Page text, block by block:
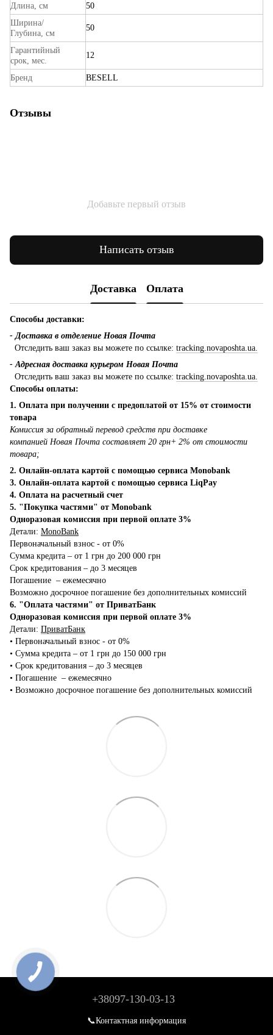
Длина, см
50
Ширина/
Глубина, см
50
Гарантийный
срок, мес.
12
Бренд BESELL
Отзывы
Добавьте первый отзыв
Написать отзыв
Доставка Оплата
Способы доставки:
- Доставка в отделение Новая Почта
Отследить ваш заказ вы можете по ссылке: tracking.novaposhta.ua.
- Адресная доставка курьером Новая Почта
Отследить ваш заказ вы можете по ссылке: tracking.novaposhta.ua.
Способы оплаты:
1. Оплата при получении с предоплатой от 15% от стоимости
товара
Комиссия за обратный перевод средств при доставке
компанией Новая Почта составляет 20 грн+ 2% от стоимости
товара;
2. Онлайн-оплата картой с помощью сервиса Monobank
3. Онлайн-оплата картой с помощью сервиса LiqPay
4. Оплата на расчетный счет
5. "Покупка частями" от Monobank
Одноразовая комиссия при первой оплате 3%
Детали: MonoBank
Первоначальный взнос - от 0%
Сумма кредита – от 1 грн до 200 000 грн
Срок кредитования – до 3 месяцев
Погашение – ежемесячно
Возможно досрочное погашение без дополнительных комиссий
6. "Оплата частями" от ПриватБанк
Одноразовая комиссия при первой оплате 3%
Детали: ПриватБанк
•‎ Первоначальный взнос - от 0%
•‎ Сумма кредита – от 1 грн до 150 000 грн
•‎ Срок кредитования – до 3 месяцев
•‎ Погашение – ежемесячно
•‎ Возможно досрочное погашение без дополнительных комиссий
+38097-130-03-13
📞Контактная информация